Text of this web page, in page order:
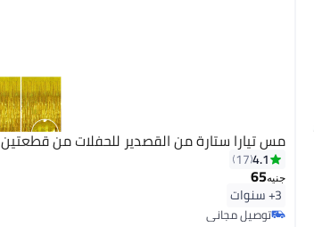
مس تيارا ستارة من القصدير للحفلات من قطعتين
4.1
17
جنيه65
3+ سنوات
توصيل مجاني